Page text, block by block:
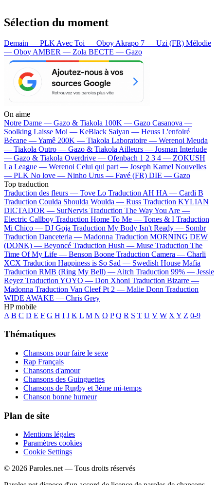
Sélection du moment
Demain — PLK Avec Toi — Oboy Akrapo 7 — Uzi (FR) Mélodie
— Oboy AMBER — Zola BECTE — Gazo
On aime
Notre Dame — Gazo & Tiakola 100K — Gazo Casanova —
Soolking Laisse Moi — KeBlack Saiyan — Heuss L'enfoiré
Bécane —Yamê 200K — Tiakola Laboratoire — Werenoi Meuda
— Tiakola Outro — Gazo & Tiakola Ailleurs — Josman Interlude
— Gazo & Tiakola Overdrive — Ofenbach 1 2 3 4 — ZOKUSH
La League — Werenoi Celui qui part — Joseph Kamel Nouvelles
— PLK No love — Ninho Urus — Favé (FR) DIE — Gazo
Top traduction
Traduction des fleurs — Tove Lo Traduction AH HA — Cardi B
Traduction Coulda Shoulda Woulda — Russ Traduction KYLIAN
DICTADOR — SurNervis Traduction The Way You Are —
Electric Callboy Traduction Home To Me — Tones & I Traduction
Mi Chico — DJ Goja Traduction My Body Isn't Ready — Sombr
Traduction Danceteria — Madonna Traduction MORNING DEW
(DONK) — Beyoncé Traduction Hush — Muse Traduction The
Time Of My Life — Benson Boone Traduction Camera — Charli
XCX Traduction Happiness is So Sad — Swedish House Mafia
Traduction RMB (Ring My Bell) — Aitch Traduction 99% — Jessie
Reyez Traduction YOYO — Don Xhoni Traduction Bizarre —
Madonna Traduction Van Cleef Pt 2 — Malie Donn Traduction
WIDE AWAKE — Chris Grey
HP mobile
A B C D E F G H I J K L M N O P Q R S T U V W X Y Z 0-9
Thématiques
Chansons pour faire le sexe
Rap Français
Chansons d'amour
Chansons des Guinguettes
Chansons de Rugby et 3ème mi-temps
Chanson bonne humeur
Plan de site
Mentions légales
Paramètres cookies
Cookie Settings
© 2026 Paroles.net — Tous droits réservés